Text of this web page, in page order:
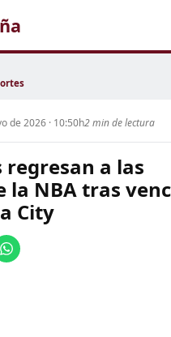
de 2026 · 10:50h2 min de lectura
regresan a las
la NBA tras
City